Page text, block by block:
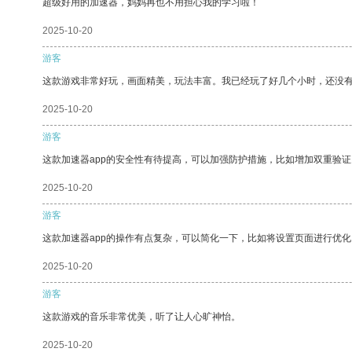
超级好用的加速器，妈妈再也不用担心我的学习啦！
2025-10-20
游客
这款游戏非常好玩，画面精美，玩法丰富。我已经玩了好几个小时，还没有
2025-10-20
游客
这款加速器app的安全性有待提高，可以加强防护措施，比如增加双重验证
2025-10-20
游客
这款加速器app的操作有点复杂，可以简化一下，比如将设置页面进行优化
2025-10-20
游客
这款游戏的音乐非常优美，听了让人心旷神怡。
2025-10-20